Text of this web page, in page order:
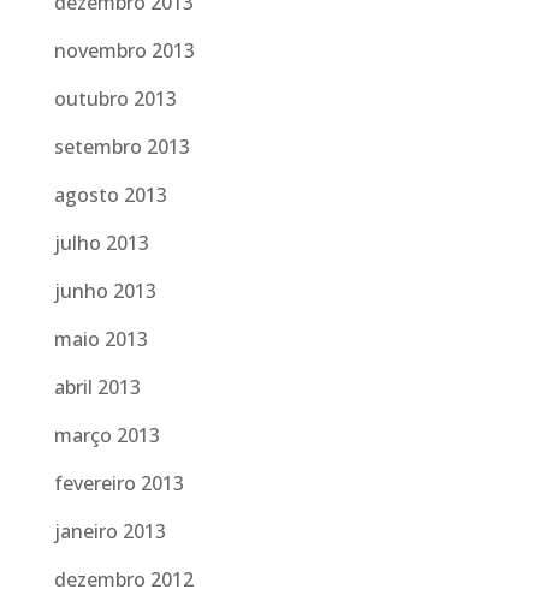
novembro 2013
outubro 2013
setembro 2013
agosto 2013
julho 2013
junho 2013
maio 2013
abril 2013
março 2013
fevereiro 2013
janeiro 2013
dezembro 2012